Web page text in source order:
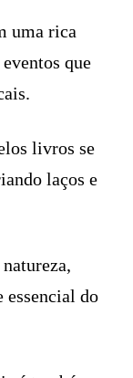
uma rica
que
livros se
laços e
essencial do